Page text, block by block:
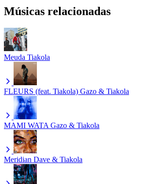
Músicas relacionadas
Meuda Tiakola
FLEURS (feat. Tiakola) Gazo & Tiakola
MAMI WATA Gazo & Tiakola
Meridian Dave & Tiakola